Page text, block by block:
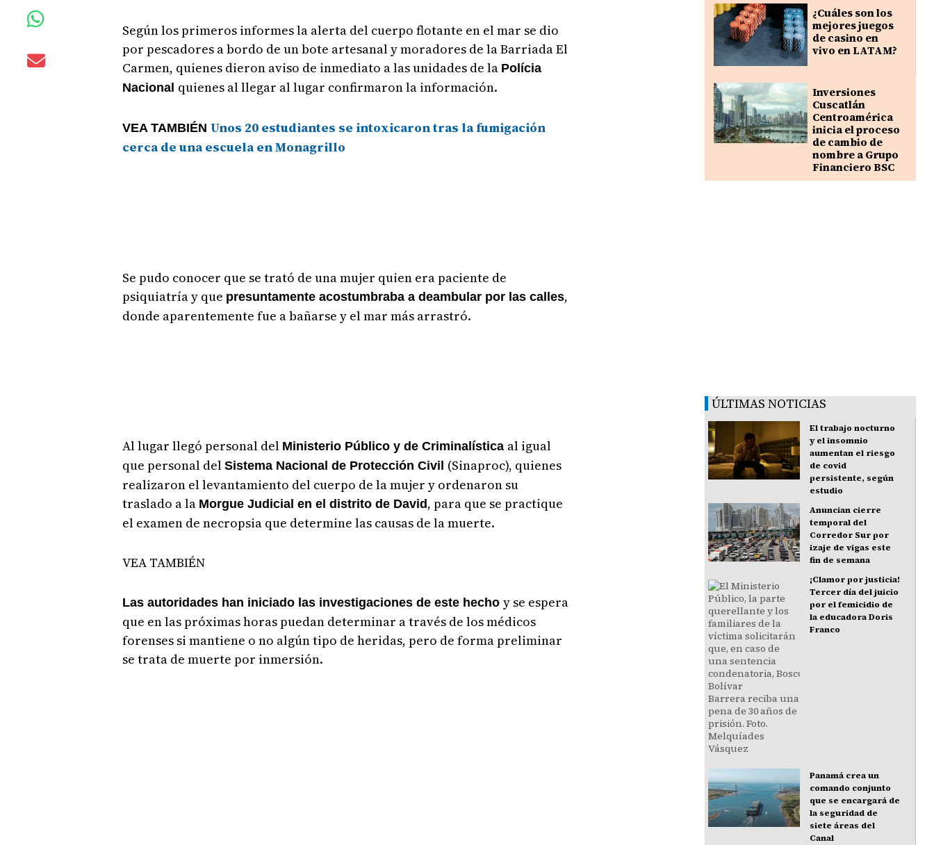
Según los primeros informes la alerta del cuerpo flotante en el mar se dio
por pescadores a bordo de un bote artesanal y moradores de la Barriada El
Carmen, quienes dieron aviso de inmediato a las unidades de la Polícia
Nacional quienes al llegar al lugar confirmaron la información.
VEA TAMBIÉN Unos 20 estudiantes se intoxicaron tras la fumigación
cerca de una escuela en Monagrillo
Se pudo conocer que se trató de una mujer quien era paciente de
psiquiatría y que presuntamente acostumbraba a deambular por las calles,
donde aparentemente fue a bañarse y el mar más arrastró.
Al lugar llegó personal del Ministerio Público y de Criminalística al igual
que personal del Sistema Nacional de Protección Civil (Sinaproc), quienes
realizaron el levantamiento del cuerpo de la mujer y ordenaron su
traslado a la Morgue Judicial en el distrito de David, para que se practique
el examen de necropsia que determine las causas de la muerte.
VEA TAMBIÉN
Las autoridades han iniciado las investigaciones de este hecho y se espera
que en las próximas horas puedan determinar a través de los médicos
forenses si mantiene o no algún tipo de heridas, pero de forma preliminar
se trata de muerte por inmersión.
¿Cuáles son los
mejores juegos
de casino en
vivo en LATAM?
Inversiones
Cuscatlán
Centroamérica
inicia el proceso
de cambio de
nombre a Grupo
Financiero BSC
ÚLTIMAS NOTICIAS
El trabajo nocturno
y el insomnio
aumentan el riesgo
de covid
persistente, según
estudio
Anuncian cierre
temporal del
Corredor Sur por
izaje de vigas este
fin de semana
¡Clamor por justicia!
Tercer día del juicio
por el femicidio de
la educadora Doris
Franco
Panamá crea un
comando conjunto
que se encargará de
la seguridad de
siete áreas del
Canal